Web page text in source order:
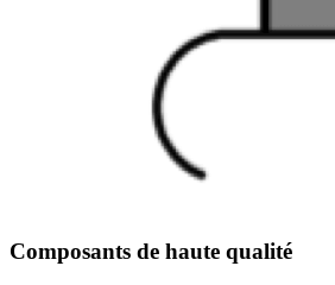
Composants de haute qualité